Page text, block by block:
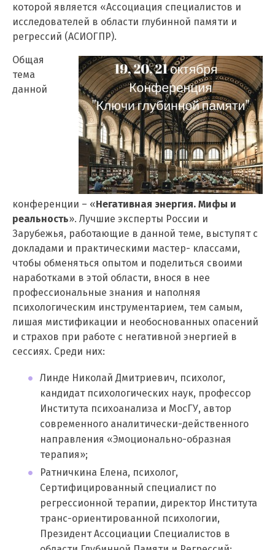
которой является «Ассоциация специалистов и
исследователей в области глубинной памяти и
регрессий (АСИОГПР).
Общая
тема
данной
конференции – «Негативная энергия. Мифы и
реальность». Лучшие эксперты России и
Зарубежья, работающие в данной теме, выступят с
докладами и практическими мастер- классами,
чтобы обменяться опытом и поделиться своими
наработками в этой области, внося в нее
профессиональные знания и наполняя
психологическим инструментарием, тем самым,
лишая мистификации и необоснованных опасений
и страхов при работе с негативной энергией в
сессиях. Среди них:
Линде Николай Дмитриевич, психолог,
кандидат психологических наук, профессор
Института психоанализа и МосГУ, автор
современного аналитически-действенного
направления «Эмоционально-образная
терапия»;
Ратничкина Елена, психолог,
Сертифицированный специалист по
регрессионной терапии, директор Института
транс-ориентированной психологии,
Президент Ассоциации Специалистов в